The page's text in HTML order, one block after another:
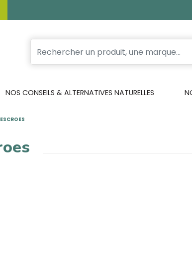
NOS CONSEILS & ALTERNATIVES NATURELLES